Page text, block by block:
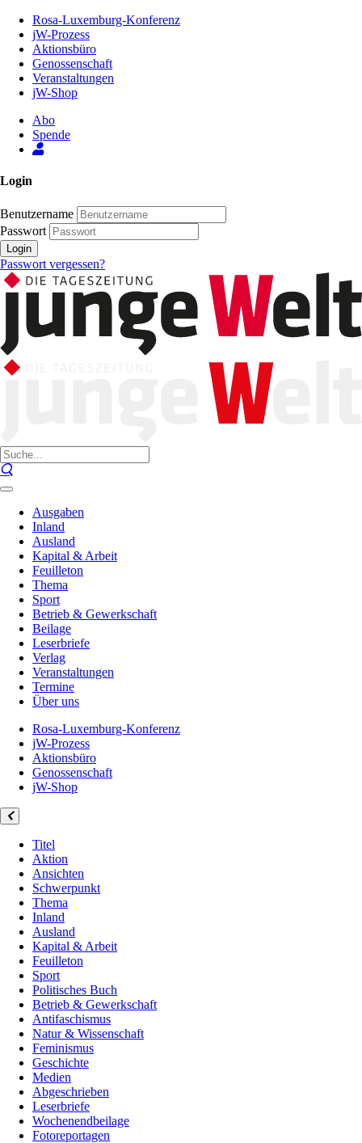
Inhalt
Seite
Rosa-Luxemburg-Konferenz
jW-Prozess
Aktionsbüro
Genossenschaft
Veranstaltungen
jW-Shop
Abo
Spende
Login
Benutzername
Passwort
Login
Passwort vergessen?
Ausgaben
Inland
Ausland
Kapital & Arbeit
Feuilleton
Thema
Sport
Betrieb & Gewerkschaft
Beilage
Leserbriefe
Verlag
Veranstaltungen
Termine
Über uns
Rosa-Luxemburg-Konferenz
jW-Prozess
Aktionsbüro
Genossenschaft
jW-Shop
Titel
Aktion
Ansichten
Schwerpunkt
Thema
Inland
Ausland
Kapital & Arbeit
Feuilleton
Sport
Politisches Buch
Betrieb & Gewerkschaft
Antifaschismus
Natur & Wissenschaft
Feminismus
Geschichte
Medien
Abgeschrieben
Leserbriefe
Wochenendbeilage
Fotoreportagen